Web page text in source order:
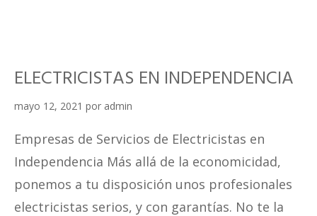
ELECTRICISTAS EN INDEPENDENCIA
mayo 12, 2021 por admin
Empresas de Servicios de Electricistas en
Independencia Más allá de la economicidad,
ponemos a tu disposición unos profesionales
electricistas serios, y con garantías. No te la